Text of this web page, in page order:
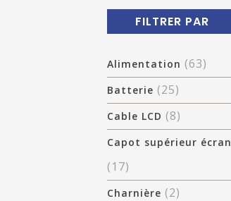
FILTRER PAR
Alimentation (63)
Batterie (25)
Cable LCD (8)
Capot supérieur écran
(17)
Charnière (2)